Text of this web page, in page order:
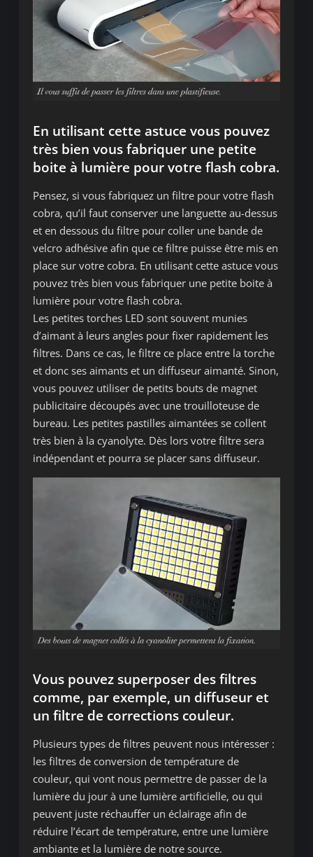
En utilisant cette astuce vous pouvez
très bien vous fabriquer une petite
boite à lumière pour votre flash cobra.
Pensez, si vous fabriquez un filtre pour votre flash
cobra, qu’il faut conserver une languette au-dessus
et en dessous du filtre pour coller une bande de
velcro adhésive afin que ce filtre puisse être mis en
place sur votre cobra. En utilisant cette astuce vous
pouvez très bien vous fabriquer une petite boite à
lumière pour votre flash cobra.
Les petites torches LED sont souvent munies
d’aimant à leurs angles pour fixer rapidement les
filtres. Dans ce cas, le filtre ce place entre la torche
et donc ses aimants et un diffuseur aimanté. Sinon,
vous pouvez utiliser de petits bouts de magnet
publicitaire découpés avec une trouilloteuse de
bureau. Les petites pastilles aimantées se collent
très bien à la cyanolyte. Dès lors votre filtre sera
indépendant et pourra se placer sans diffuseur.
Vous pouvez superposer des filtres
comme, par exemple, un diffuseur et
un filtre de corrections couleur.
Plusieurs types de filtres peuvent nous intéresser :
les filtres de conversion de température de
couleur, qui vont nous permettre de passer de la
lumière du jour à une lumière artificielle, ou qui
peuvent juste réchauffer un éclairage afin de
réduire l’écart de température, entre une lumière
ambiante et la lumière de notre source.